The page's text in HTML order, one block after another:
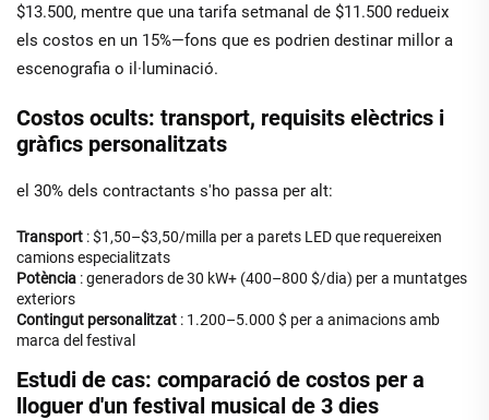
$13.500, mentre que una tarifa setmanal de $11.500 redueix
els costos en un 15%—fons que es podrien destinar millor a
escenografia o il·luminació.
Costos ocults: transport, requisits elèctrics i
gràfics personalitzats
el 30% dels contractants s'ho passa per alt:
Transport : $1,50–$3,50/milla per a parets LED que requereixen
camions especialitzats
Potència : generadors de 30 kW+ (400–800 $/dia) per a muntatges
exteriors
Contingut personalitzat : 1.200–5.000 $ per a animacions amb
marca del festival
Estudi de cas: comparació de costos per a
lloguer d'un festival musical de 3 dies